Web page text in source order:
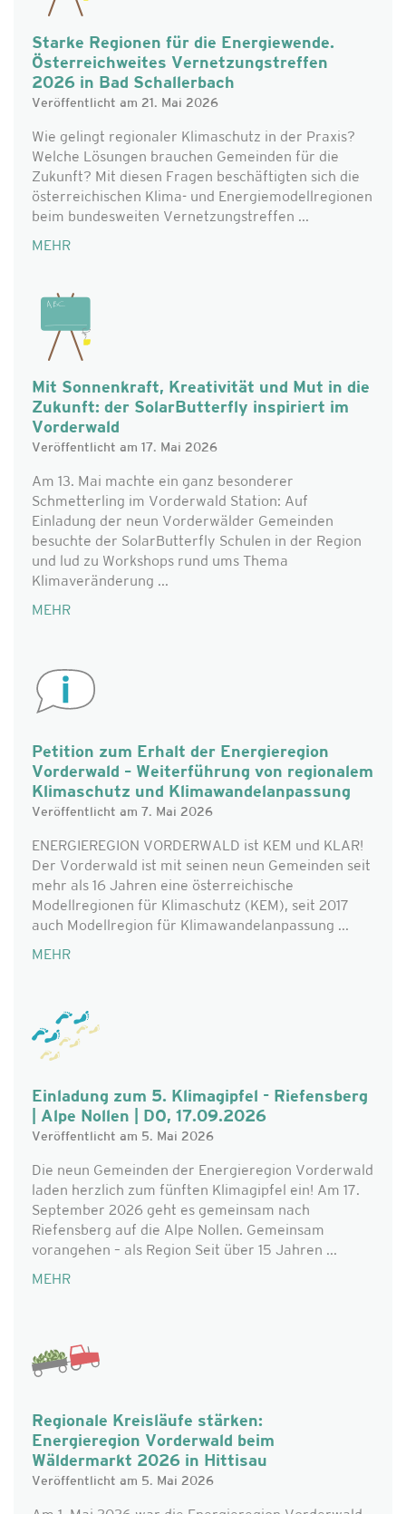
Starke Regionen für die Energiewende.
Österreichweites Vernetzungstreffen
2026 in Bad Schallerbach
Veröffentlicht am 21. Mai 2026
Wie gelingt regionaler Klimaschutz in der Praxis?
Welche Lösungen brauchen Gemeinden für die
Zukunft? Mit diesen Fragen beschäftigten sich die
österreichischen Klima- und Energiemodellregionen
beim bundesweiten Vernetzungstreffen ...
MEHR
Mit Sonnenkraft, Kreativität und Mut in die
Zukunft: der SolarButterfly inspiriert im
Vorderwald
Veröffentlicht am 17. Mai 2026
Am 13. Mai machte ein ganz besonderer
Schmetterling im Vorderwald Station: Auf
Einladung der neun Vorderwälder Gemeinden
besuchte der SolarButterfly Schulen in der Region
und lud zu Workshops rund ums Thema
Klimaveränderung ...
MEHR
Petition zum Erhalt der Energieregion
Vorderwald – Weiterführung von regionalem
Klimaschutz und Klimawandelanpassung
Veröffentlicht am 7. Mai 2026
ENERGIEREGION VORDERWALD ist KEM und KLAR!
Der Vorderwald ist mit seinen neun Gemeinden seit
mehr als 16 Jahren eine österreichische
Modellregionen für Klimaschutz (KEM), seit 2017
auch Modellregion für Klimawandelanpassung ...
MEHR
Einladung zum 5. Klimagipfel - Riefensberg
| Alpe Nollen | DO, 17.09.2026
Veröffentlicht am 5. Mai 2026
Die neun Gemeinden der Energieregion Vorderwald
laden herzlich zum fünften Klimagipfel ein! Am 17.
September 2026 geht es gemeinsam nach
Riefensberg auf die Alpe Nollen. Gemeinsam
vorangehen – als Region Seit über 15 Jahren ...
MEHR
Regionale Kreisläufe stärken:
Energieregion Vorderwald beim
Wäldermarkt 2026 in Hittisau
Veröffentlicht am 5. Mai 2026